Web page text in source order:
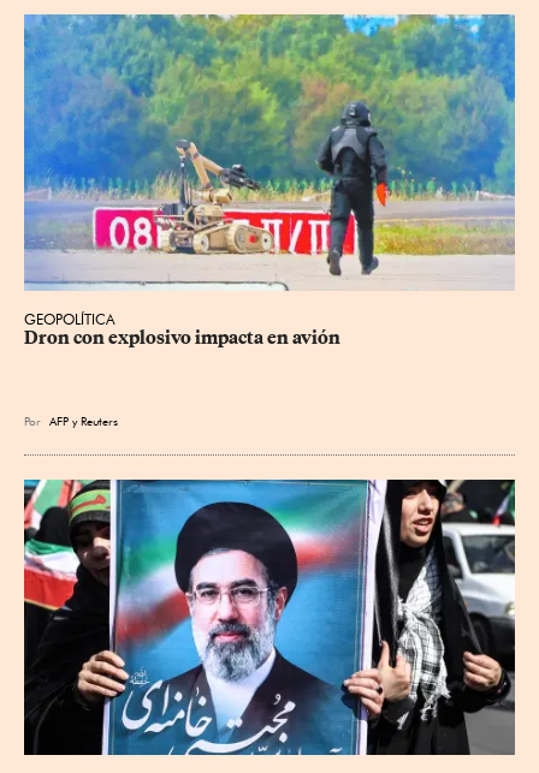
GEOPOLÍTICA
Dron con explosivo impacta en avión
Por AFP yReuters